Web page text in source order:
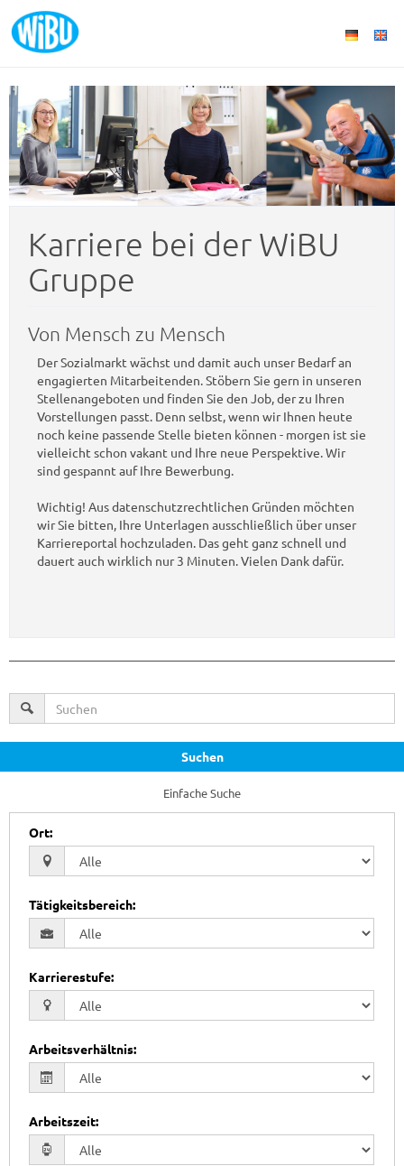
Karriere bei der WiBU
Gruppe
Von Mensch zu Mensch
Der Sozialmarkt wächst und damit auch unser Bedarf an
engagierten Mitarbeitenden. Stöbern Sie gern in unseren
Stellenangeboten und finden Sie den Job, der zu Ihren
Vorstellungen passt. Denn selbst, wenn wir Ihnen heute
noch keine passende Stelle bieten können - morgen ist sie
vielleicht schon vakant und Ihre neue Perspektive. Wir
sind gespannt auf Ihre Bewerbung.
Wichtig! Aus datenschutzrechtlichen Gründen möchten
wir Sie bitten, Ihre Unterlagen ausschließlich über unser
Karriereportal hochzuladen. Das geht ganz schnell und
dauert auch wirklich nur 3 Minuten. Vielen Dank dafür.
Suchen
Einfache Suche
Ort:
Tätigkeitsbereich:
Karrierestufe:
Arbeitsverhältnis:
Arbeitszeit: